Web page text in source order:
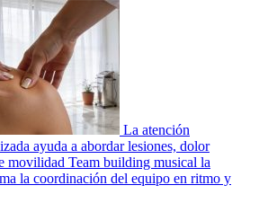
La atención
ayuda a abordar lesiones, dolor
movilidad Team building musical la
la coordinación del equipo en ritmo y